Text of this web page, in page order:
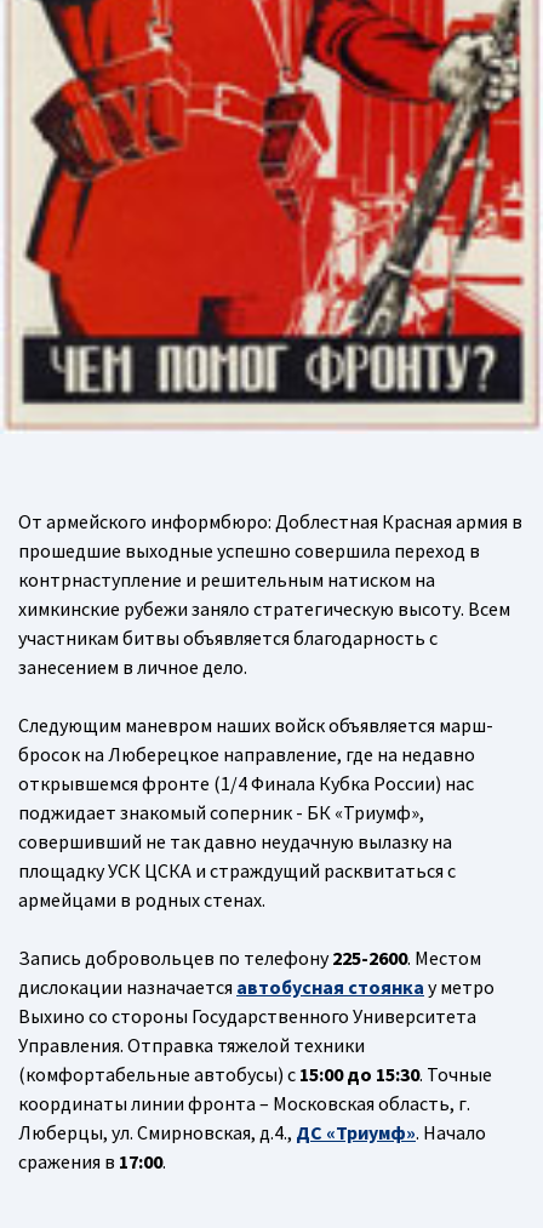
От армейского информбюро: Доблестная Красная армия в
прошедшие выходные успешно совершила переход в
контрнаступление и решительным натиском на
химкинские рубежи заняло стратегическую высоту. Всем
участникам битвы объявляется благодарность с
занесением в личное дело.
Следующим маневром наших войск объявляется марш-
бросок на Люберецкое направление, где на недавно
открывшемся фронте (1/4 Финала Кубка России) нас
поджидает знакомый соперник - БК «Триумф»,
совершивший не так давно неудачную вылазку на
площадку УСК ЦСКА и страждущий расквитаться с
армейцами в родных стенах.
Запись добровольцев по телефону225-2600. Местом
дислокации назначается автобусная стоянка у метро
Выхино со стороны Государственного Университета
Управления. Отправка тяжелой техники
(комфортабельные автобусы) с 15:00 до 15:30. Точные
координаты линии фронта – Московская область, г.
Люберцы, ул. Смирновская, д.4., ДС «Триумф». Начало
сражения в 17:00.